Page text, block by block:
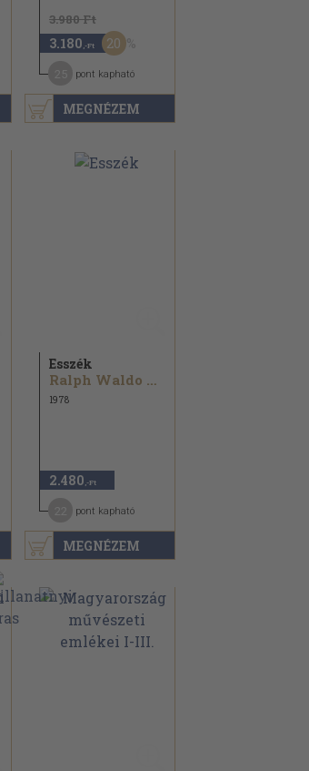
MEGNÉZEM
3.980 Ft
3.180 ,-Ft 20
pont kapható
MEGNÉZEM
Esszék
Ralph Waldo Emerson
1978
2.480 ,-Ft
pont kapható